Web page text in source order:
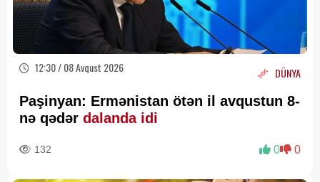
12:30 / 08 Avqust 2026 DÜNYA
Paşinyan: Ermənistan ötən il avqustun 8-
nə qədər dalanda idi
132 0 0